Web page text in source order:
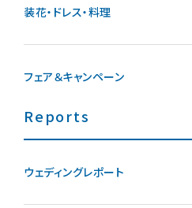
装花・ドレス・料理
フェア＆キャンペーン
Reports
ウェディングレポート